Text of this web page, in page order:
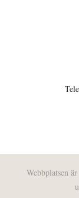
Webbplatsen